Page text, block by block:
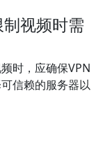
视频时需
时，应确保VPN
信赖的服务器以